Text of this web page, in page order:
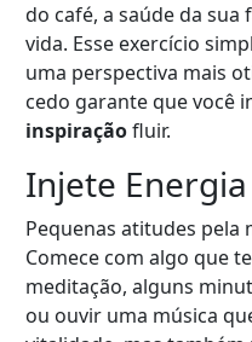
do café, a saúde da
vida. Esse exercício
uma perspectiva mais
cedo garante que você
inspiraçãofluir.
Injete
Pequenas atitudes
Comece com algo que
meditação, alguns
ou ouvir uma música